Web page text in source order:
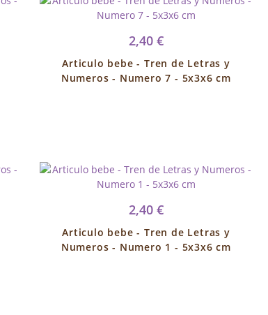
2,40 €
Articulo bebe - Tren de Letras y
Numeros - Numero 7 - 5x3x6 cm
2,40 €
Articulo bebe - Tren de Letras y
Numeros - Numero 1 - 5x3x6 cm